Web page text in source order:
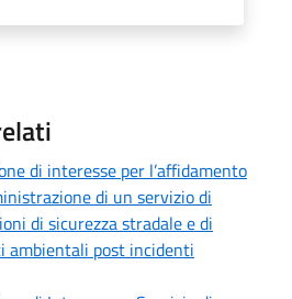
di interesse per l’affidamento
di un servizio di
di sicurezza stradale e di
ambientali post incidenti